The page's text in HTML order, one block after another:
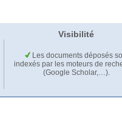
Visibilité
Les documents déposés
indexés par les moteurs de
(Google Scholar,…).